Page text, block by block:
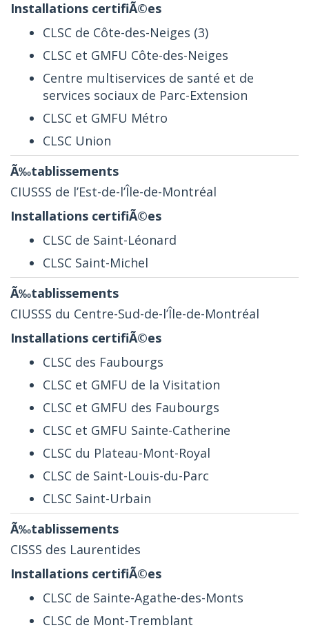
CLSC de Côte-des-Neiges (3)
CLSC et GMFU Côte-des-Neiges
Centre multiservices de santé et de
services sociaux de Parc-Extension
CLSC et GMFU Métro
CLSC Union
CIUSSS de l’Est-de-l’Île-de-Montréal
CLSC de Saint-Léonard
CLSC Saint-Michel
CIUSSS du Centre-Sud-de-l’Île-de-Montréal
CLSC des Faubourgs
CLSC et GMFU de la Visitation
CLSC et GMFU des Faubourgs
CLSC et GMFU Sainte-Catherine
CLSC du Plateau-Mont-Royal
CLSC de Saint-Louis-du-Parc
CLSC Saint-Urbain
CISSS des Laurentides
CLSC de Sainte-Agathe-des-Monts
CLSC de Mont-Tremblant